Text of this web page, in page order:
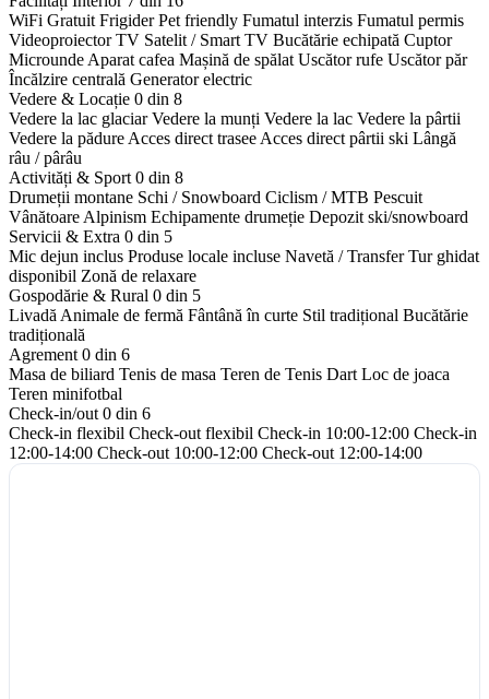
WiFi Gratuit Frigider Pet friendly Fumatul interzis Fumatul permis
Videoproiector TV Satelit / Smart TV Bucătărie echipată Cuptor
Microunde Aparat cafea Mașină de spălat Uscător rufe Uscător păr
Încălzire centrală Generator electric
Vedere & Locație 0 din 8
Vedere la lac glaciar Vedere la munți Vedere la lac Vedere la pârtii
Vedere la pădure Acces direct trasee Acces direct pârtii ski Lângă
râu / pârâu
Activități & Sport 0 din 8
Drumeții montane Schi / Snowboard Ciclism / MTB Pescuit
Vânătoare Alpinism Echipamente drumeție Depozit ski/snowboard
Servicii & Extra 0 din 5
Mic dejun inclus Produse locale incluse Navetă / Transfer Tur ghidat
disponibil Zonă de relaxare
Gospodărie & Rural 0 din 5
Livadă Animale de fermă Fântână în curte Stil tradițional Bucătărie
tradițională
Agrement 0 din 6
Masa de biliard Tenis de masa Teren de Tenis Dart Loc de joaca
Teren minifotbal
Check-in/out 0 din 6
Check-in flexibil Check-out flexibil Check-in 10:00-12:00 Check-in
12:00-14:00 Check-out 10:00-12:00 Check-out 12:00-14:00